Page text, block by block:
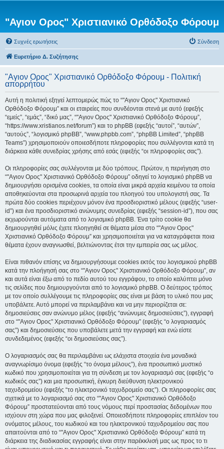
"Αγιον Ορος" Χριστιανικό Ορθόδοξο Φόρουμ
Συχνές ερωτήσεις Σύνδεση
Ευρετήριο Δ. Συζήτησης
"Αγιον Ορος" Χριστιανικό Ορθόδοξο Φόρουμ - Πολιτική
απορρήτου
Αυτή η πολιτική εξηγεί λεπτομερώς πώς το “"Αγιον Ορος" Χριστιανικό
Ορθόδοξο Φόρουμ” και οι εταιρείες που συνδέονται στενά με αυτό (εφεξής
“εμείς”, “εμάς”, “δικό μας”, “"Αγιον Ορος" Χριστιανικό Ορθόδοξο Φόρουμ”,
“https://www.xristianos.net/forum”) και το phpBB (εφεξής “αυτοί”, “αυτών”,
“αυτούς”, “λογισμικό phpBB”, “www.phpbb.com”, “phpBB Limited”, “phpBB
Teams”) χρησιμοποιούν οποιεσδήποτε πληροφορίες που συλλέγονται κατά τη
διάρκεια κάθε συνεδρίας χρήσης από εσάς (εφεξής “οι πληροφορίες σας”).
Οι πληροφορίες σας συλλέγονται με δύο τρόπους. Πρώτον, η περιήγηση στο
“"Αγιον Ορος" Χριστιανικό Ορθόδοξο Φόρουμ” οδηγεί το λογισμικό phpBB να
δημιουργήσει ορισμένα cookies, τα οποία είναι μικρά αρχεία κειμένου τα οποία
αποθηκεύονται στα προσωρινά αρχεία του πλοηγού του υπολογιστή σας. Τα
πρώτα δύο cookies περιέχουν μόνον ένα προσδιοριστικό μέλους (εφεξής “user-
id”) και ένα προσδιοριστικό ανώνυμης συνεδρίας (εφεξής “session-id”), που σας
εκχωρούνται αυτόματα από το λογισμικό phpBB. Ένα τρίτο cookie θα
δημιουργηθεί μόλις έχετε πλοηγηθεί σε θέματα μέσα στο “"Αγιον Ορος"
Χριστιανικό Ορθόδοξο Φόρουμ” και χρησιμοποιείται για να καταγράφεται ποια
θέματα έχουν αναγνωσθεί, βελτιώνοντας έτσι την εμπειρία σας ως μέλος.
Είναι πιθανόν επίσης να δημιουργήσουμε cookies εκτός του λογισμικού phpBB
κατά την πλοήγησή σας στο “"Αγιον Ορος" Χριστιανικό Ορθόδοξο Φόρουμ”, αν
και αυτά είναι έξω από το πεδίο αυτού του εγγράφου, το οποίο καλύπτει μόνο
τις σελίδες που δημιουργούνται από το λογισμικό phpBB. Ο δεύτερος τρόπος
με τον οποίο συλλέγουμε τις πληροφορίες σας είναι με βάση το υλικό που μας
υποβάλετε. Αυτό μπορεί να περιλαμβάνει και να μην περιορίζεται σε:
δημοσιεύσεις σαν ανώνυμο μέλος (εφεξής “ανώνυμες δημοσιεύσεις”), εγγραφή
στο “"Αγιον Ορος" Χριστιανικό Ορθόδοξο Φόρουμ” (εφεξής “ο λογαριασμός
σας”) και δημοσιεύσεις που υποβάλετε μετά την εγγραφή και ενώ είστε
συνδεδεμένος (εφεξής “οι δημοσιεύσεις σας”).
Ο λογαριασμός σας θα περιλαμβάνει ως ελάχιστα στοιχεία ένα μοναδικά
αναγνωρίσιμο όνομα (εφεξής “το όνομα μέλους”), ένα προσωπικό μυστικό
κωδικό που χρησιμοποιείται για τη σύνδεση με τον λογαριασμό σας (εφεξής “ο
κωδικός σας”) και μια προσωπική, έγκυρη διεύθυνση ηλεκτρονικού
ταχυδρομείου (εφεξής “το ηλεκτρονικό ταχυδρομείο σας”). Οι πληροφορίες σας
σχετικά με το λογαριασμό σας στο “"Αγιον Ορος" Χριστιανικό Ορθόδοξο
Φόρουμ” προστατεύονται από τους νόμους περί προστασίας δεδομένων που
ισχύουν στη χώρα που μας φιλοξενεί. Οποιεσδήποτε πληροφορίες επιπλέον του
ονόματος μέλους, του κωδικού και του ηλεκτρονικού ταχυδρομείου σας που
απαιτούνται από το “"Αγιον Ορος" Χριστιανικό Ορθόδοξο Φόρουμ” κατά τη
διάρκεια της διαδικασίας εγγραφής είναι στην παρέκκλισή μας ως προς το τι